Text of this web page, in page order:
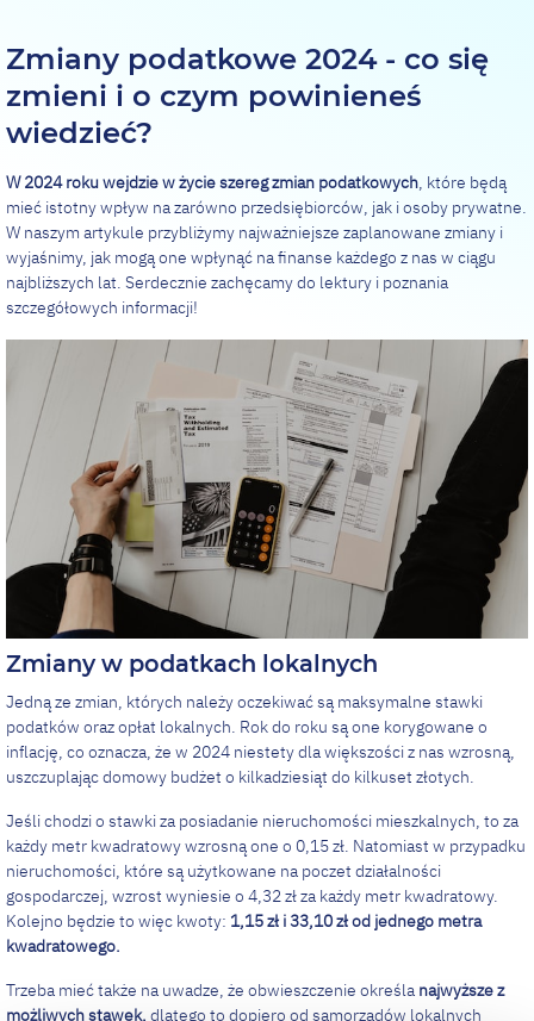
Zmiany podatkowe 2024 - co się
zmieni i o czym powinieneś
wiedzieć?
W 2024 roku wejdzie w życie szereg zmian podatkowych, które będą
mieć istotny wpływ na zarówno przedsiębiorców, jak i osoby prywatne.
W naszym artykule przybliżymy najważniejsze zaplanowane zmiany i
wyjaśnimy, jak mogą one wpłynąć na finanse każdego z nas w ciągu
najbliższych lat. Serdecznie zachęcamy do lektury i poznania
szczegółowych informacji!
Zmiany w podatkach lokalnych
Jedną ze zmian, których należy oczekiwać są maksymalne stawki
podatków oraz opłat lokalnych. Rok do roku są one korygowane o
inflację, co oznacza, że w 2024 niestety dla większości z nas wzrosną,
uszczuplając domowy budżet o kilkadziesiąt do kilkuset złotych.
Jeśli chodzi o stawki za posiadanie nieruchomości mieszkalnych, to za
każdy metr kwadratowy wzrosną one o 0,15 zł. Natomiast w przypadku
nieruchomości, które są użytkowane na poczet działalności
gospodarczej, wzrost wyniesie o 4,32 zł za każdy metr kwadratowy.
Kolejno będzie to więc kwoty: 1,15 zł i 33,10 zł od jednego metra
kwadratowego.
Trzeba mieć także na uwadze, że obwieszczenie określa najwyższe z
możliwych stawek, dlatego to dopiero od samorządów lokalnych